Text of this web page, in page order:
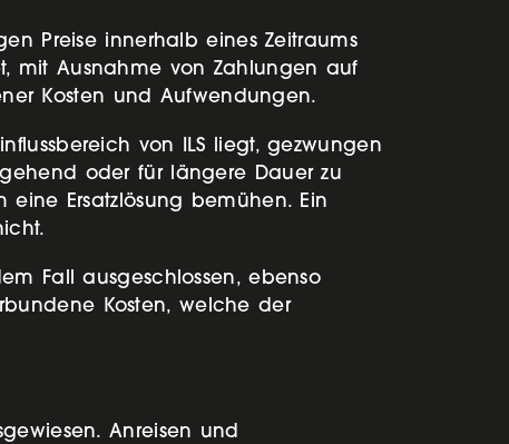
Preise innerhalb eines Zeitraums
mit Ausnahme von Zahlungen auf
Kosten und Aufwendungen.
von ILS liegt, gezwungen
oder für längere Dauer zu
Ersatzlösung bemühen. Ein
Fall ausgeschlossen, ebenso
Kosten, welche der
Anreisen und